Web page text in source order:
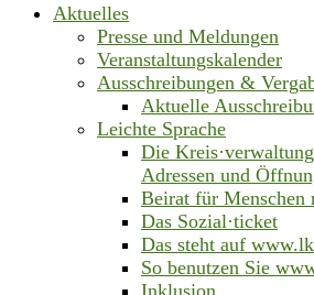
Aktuelles
Presse und Meldungen
Veranstaltungskalender
Ausschreibungen &
Aktuelle
Leichte Sprache
Die
Adressen und
Beirat für Menschen
Das Sozial·ticket
Das steht auf
So benutzen Sie
Inklusion